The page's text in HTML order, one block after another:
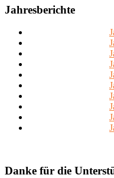
Jahresberichte
Danke für die